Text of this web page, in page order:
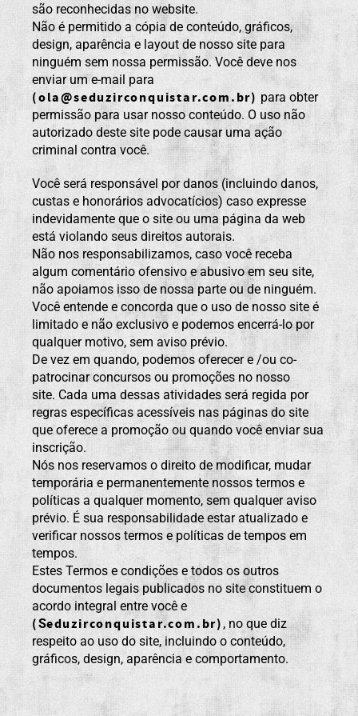
são reconhecidas no website.
Não é permitido a cópia de conteúdo, gráficos,
design, aparência e layout de nosso site para
ninguém sem nossa permissão. Você deve nos
enviar um e-mail para
(ola@seduzirconquistar.com.br) para obter
permissão para usar nosso conteúdo. O uso não
autorizado deste site pode causar uma ação
criminal contra você.
Você será responsável por danos (incluindo danos,
custas e honorários advocatícios) caso expresse
indevidamente que o site ou uma página da web
está violando seus direitos autorais.
Não nos responsabilizamos, caso você receba
algum comentário ofensivo e abusivo em seu site,
não apoiamos isso de nossa parte ou de ninguém.
Você entende e concorda que o uso de nosso site é
limitado e não exclusivo e podemos encerrá-lo por
qualquer motivo, sem aviso prévio.
De vez em quando, podemos oferecer e /ou co-
patrocinar concursos ou promoções no nosso
site. Cada uma dessas atividades será regida por
regras específicas acessíveis nas páginas do site
que oferece a promoção ou quando você enviar sua
inscrição.
Nós nos reservamos o direito de modificar, mudar
temporária e permanentemente nossos termos e
políticas a qualquer momento, sem qualquer aviso
prévio. É sua responsabilidade estar atualizado e
verificar nossos termos e políticas de tempos em
tempos.
Estes Termos e condições e todos os outros
documentos legais publicados no site constituem o
acordo integral entre você e
(Seduzirconquistar.com.br), no que diz
respeito ao uso do site, incluindo o conteúdo,
gráficos, design, aparência e comportamento.